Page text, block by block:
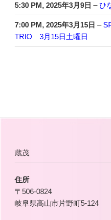
5:30 PM, 2025年3月9日 –ひ
7:00 PM, 2025年3月15日 –
TRIO 3月15日土曜日
蔵茂
住所
〒506-0824
岐阜県高山市片野町5-124